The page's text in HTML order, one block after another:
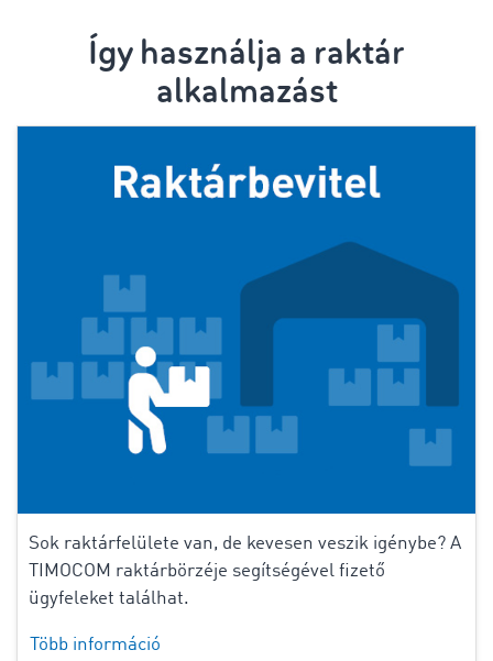
Így használja a raktár
alkalmazást
Sok raktárfelülete van, de kevesen veszik igénybe? A
TIMOCOM raktárbörzéje segítségével fizető
ügyfeleket találhat.
Több információ